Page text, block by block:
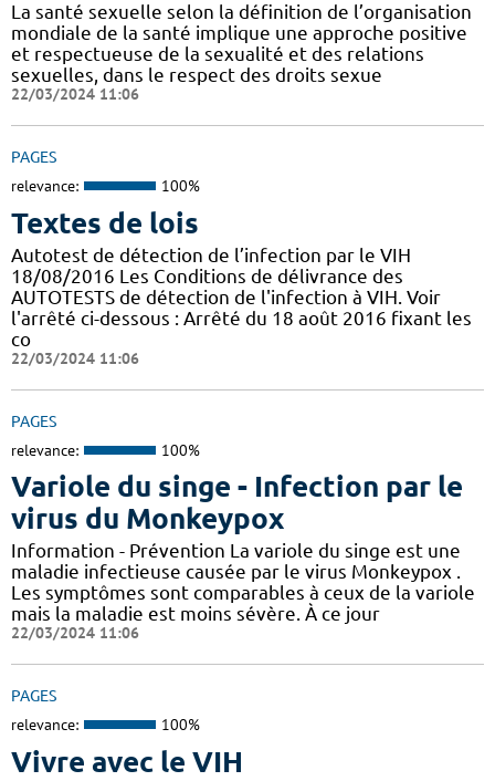
La santé sexuelle selon la définition de l’organisation
mondiale de la santé implique une approche positive
et respectueuse de la sexualité et des relations
sexuelles, dans le respect des droits sexue
22/03/2024 11:06
PAGES
relevance: 100%
Textes de lois
Autotest de détection de l’infection par le VIH
18/08/2016 Les Conditions de délivrance des
AUTOTESTS de détection de l'infection à VIH. Voir
l'arrêté ci-dessous : Arrêté du 18 août 2016 fixant les
co
22/03/2024 11:06
PAGES
relevance: 100%
Variole du singe - Infection par le
virus du Monkeypox
Information - Prévention La variole du singe est une
maladie infectieuse causée par le virus Monkeypox .
Les symptômes sont comparables à ceux de la variole
mais la maladie est moins sévère. À ce jour
22/03/2024 11:06
PAGES
relevance: 100%
Vivre avec le VIH